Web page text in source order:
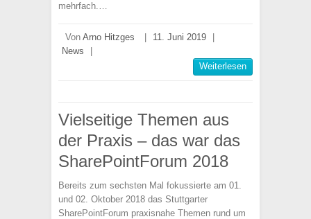
mehrfach.…
Von Arno Hitzges 11. Juni 2019
News
Weiterlesen
Vielseitige Themen aus
der Praxis – das war das
SharePointForum 2018
Bereits zum sechsten Mal fokussierte am 01.
und 02. Oktober 2018 das Stuttgarter
SharePointForum praxisnahe Themen rund um